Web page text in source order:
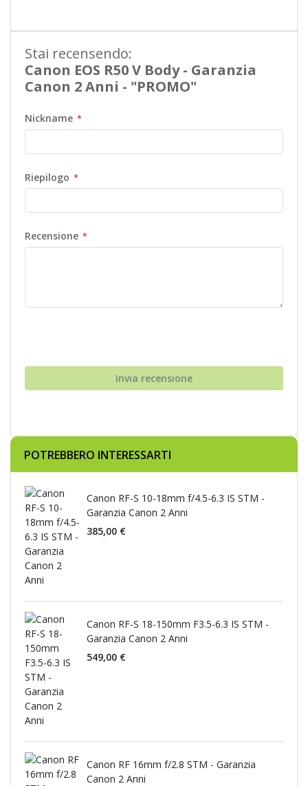
Stai recensendo:
Canon EOS R50 V Body - Garanzia
Canon 2 Anni - "PROMO"
Nickname
Riepilogo
Recensione
Invia recensione
POTREBBERO INTERESSARTI
Canon RF-S 10-18mm f/4.5-6.3 IS STM -
Garanzia Canon 2 Anni
385,00 €
Canon RF-S 18-150mm F3.5-6.3 IS STM -
Garanzia Canon 2 Anni
549,00 €
Canon RF 16mm f/2.8 STM - Garanzia
Canon 2 Anni